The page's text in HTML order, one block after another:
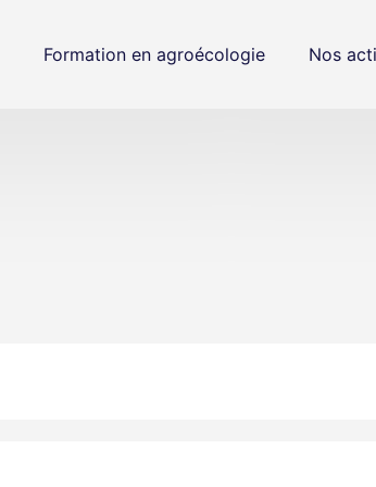
Formation en agroécologie Nos